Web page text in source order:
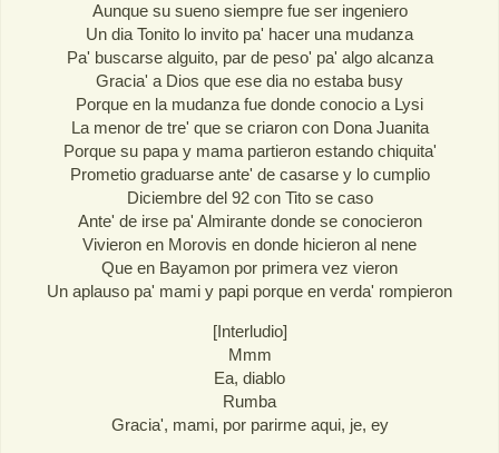
Aunque su sueno siempre fue ser ingeniero
Un dia Tonito lo invito pa' hacer una mudanza
Pa' buscarse alguito, par de peso' pa' algo alcanza
Gracia' a Dios que ese dia no estaba busy
Porque en la mudanza fue donde conocio a Lysi
La menor de tre' que se criaron con Dona Juanita
Porque su papa y mama partieron estando chiquita'
Prometio graduarse ante' de casarse y lo cumplio
Diciembre del 92 con Tito se caso
Ante' de irse pa' Almirante donde se conocieron
Vivieron en Morovis en donde hicieron al nene
Que en Bayamon por primera vez vieron
Un aplauso pa' mami y papi porque en verda' rompieron
[Interludio]
Mmm
Ea, diablo
Rumba
Gracia', mami, por parirme aqui, je, ey